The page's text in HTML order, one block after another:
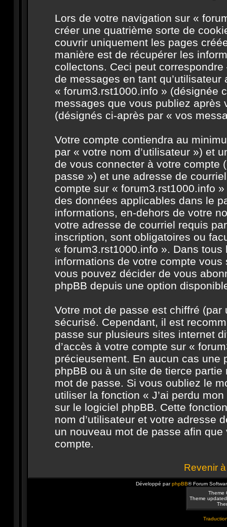
Lors de votre navigation sur «
créer une quatrième sorte de
couvrir uniquement les pages
manière est de récupérer les
collectons. Ceci peut
de messages en tant qu’utilisateur
« forum3.rst1000.info » (désignée
messages que vous publiez
(désignés ci-après par « vos
Votre compte contiendra au
par « votre nom d’utilisateur ») et
de vous connecter à votre compte
passe ») et une adresse de
compte sur « forum3.rst1000.info
des données applicables dans le
informations, en-dehors de votre
votre adresse de courriel requis
inscription, sont obligatoires ou
« forum3.rst1000.info ». Dans
informations de votre compte
vous pouvez décider de vous
phpBB depuis une option
Votre mot de passe est chiffré (par
sécurisé. Cependant, il est
passe sur plusieurs sites internet
d’accès à votre compte sur «
précieusement. En aucun cas une
phpBB ou à un site de tierce
mot de passe. Si vous oubliez le
utiliser la fonction « J’ai perdu
sur le logiciel phpBB. Cette
nom d’utilisateur et votre adresse
un nouveau mot de passe afin
compte.
Revenir
Développé parphpBB® Forum
Theme
Theme